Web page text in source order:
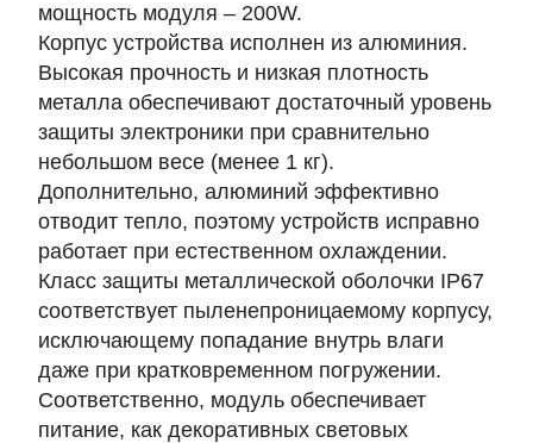
мощность модуля – 200W.
Корпус устройства исполнен из алюминия.
Высокая прочность и низкая плотность
металла обеспечивают достаточный уровень
защиты электроники при сравнительно
небольшом весе (менее 1 кг).
Дополнительно, алюминий эффективно
отводит тепло, поэтому устройств исправно
работает при естественном охлаждении.
Класс защиты металлической оболочки IP67
соответствует пыленепроницаемому корпусу,
исключающему попадание внутрь влаги
даже при кратковременном погружении.
Соответственно, модуль обеспечивает
питание, как декоративных световых